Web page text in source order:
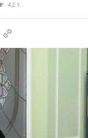
4,2 т.